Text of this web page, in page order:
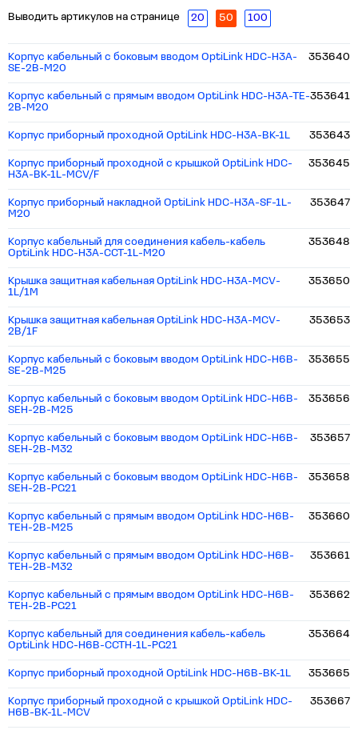
Выводить артикулов на странице 20 50 100
Корпус кабельный c боковым вводом OptiLink HDC-H3A-
SE-2B-M20
353640
Корпус кабельный с прямым вводом OptiLink HDC-H3A-TE-
2B-M20
353641
Корпус приборный проходной OptiLink HDC-H3A-BK-1L 353643
Корпус приборный проходной с крышкой OptiLink HDC-
H3A-BK-1L-MCV/F
353645
Корпус приборный накладной OptiLink HDC-H3A-SF-1L-
M20
353647
Корпус кабельный для соединения кабель-кабель
OptiLink HDC-H3A-CCT-1L-M20
353648
Крышка защитная кабельная OptiLink HDC-H3A-MCV-
1L/1M
353650
Крышка защитная кабельная OptiLink HDC-H3A-MCV-
2B/1F
353653
Корпус кабельный c боковым вводом OptiLink HDC-H6B-
SE-2B-M25
353655
Корпус кабельный c боковым вводом OptiLink HDC-H6B-
SEH-2B-M25
353656
Корпус кабельный c боковым вводом OptiLink HDC-H6B-
SEH-2B-M32
353657
Корпус кабельный c боковым вводом OptiLink HDC-H6B-
SEH-2B-PG21
353658
Корпус кабельный с прямым вводом OptiLink HDC-H6B-
TEH-2B-M25
353660
Корпус кабельный с прямым вводом OptiLink HDC-H6B-
TEH-2B-M32
353661
Корпус кабельный с прямым вводом OptiLink HDC-H6B-
TEH-2B-PG21
353662
Корпус кабельный для соединения кабель-кабель
OptiLink HDC-H6B-CCTH-1L-PG21
353664
Корпус приборный проходной OptiLink HDC-H6B-BK-1L 353665
Корпус приборный проходной с крышкой OptiLink HDC-
H6B-BK-1L-MCV
353667